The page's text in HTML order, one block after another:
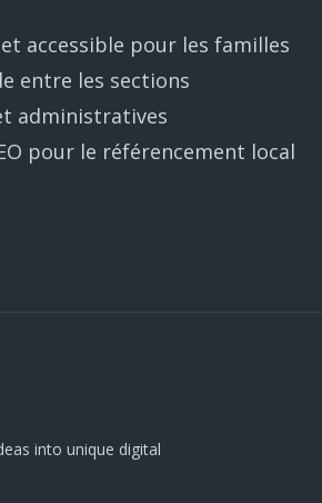
accessible pour les familles
entre les sections
administratives
pour le référencement local
into unique digital